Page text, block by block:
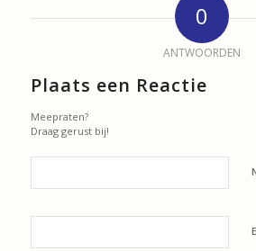
0
ANTWOORDEN
Plaats een Reactie
Meepraten?
Draag gerust bij!